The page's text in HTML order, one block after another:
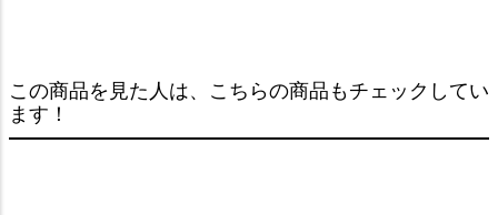
この商品を見た人は、こちらの商品もチェックしてい
ます！